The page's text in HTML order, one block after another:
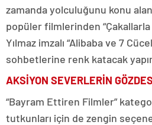
zamanda yolculuğunu konu
popüler filmlerinden “Çakallarla
Yılmaz imzalı “Alibaba ve 7
sohbetlerine renk katacak
AKSİYON SEVERLERİN
“Bayram Ettiren Filmler”
tutkunları için de zengin